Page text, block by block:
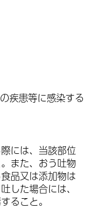
疾患等に感染する
には、当該部位
また、おう吐物
品又は添加物は
した場合には、
ること。